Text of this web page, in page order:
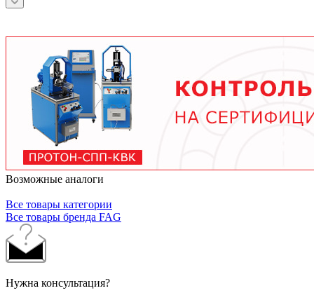
подшипника, скорости вращения, нагрузки и
тяжелых условиях до 2 лет при нормальной
эксплуатации. Используйте только
рекомендованные производителем смазочные
материалы.
Возможные аналоги
Все товары категории
Все товары бренда FAG
Нужна консультация?